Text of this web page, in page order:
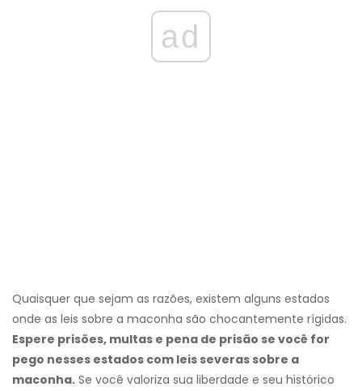
ad
Quaisquer que sejam as razões, existem alguns estados
onde as leis sobre a maconha são chocantemente rígidas.
Espere prisões, multas e pena de prisão se você for
pego nesses estados com leis severas sobre a
maconha. Se você valoriza sua liberdade e seu histórico